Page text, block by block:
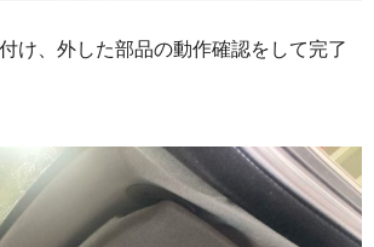
け、外した部品の動作確認をして完了